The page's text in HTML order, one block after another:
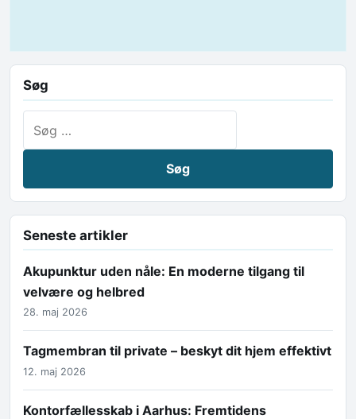
Søg
Seneste artikler
Akupunktur uden nåle: En moderne tilgang til
velvære og helbred
28. maj 2026
Tagmembran til private – beskyt dit hjem effektivt
12. maj 2026
Kontorfællesskab i Aarhus: Fremtidens